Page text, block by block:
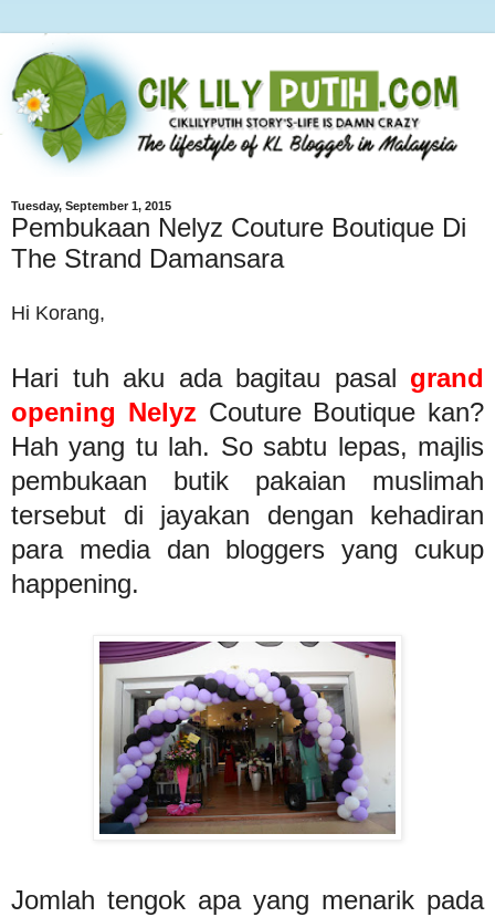
Tuesday, September 1, 2015
Pembukaan Nelyz Couture Boutique Di
The Strand Damansara
Hi Korang,
Hari tuh aku ada bagitau pasal grand
opening NelyzCouture Boutique kan?
Hah yang tu lah. So sabtu lepas, majlis
pembukaan butik pakaian muslimah
tersebut di jayakan dengan kehadiran
para media dan bloggers yang cukup
happening.
Jomlah tengok apa yang menarik pada